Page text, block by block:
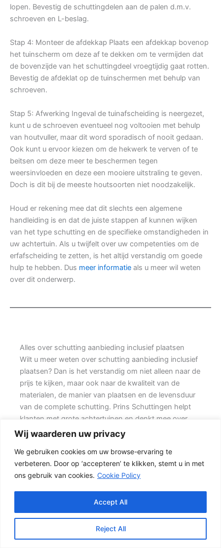
Wij waarderen uw privacy
We gebruiken cookies om uw browse-ervaring te
verbeteren. Door op ‘accepteren’ te klikken, stemt u in met
ons gebruik van cookies. Cookie Policy
Reject All
Accept All
lopen. Bevestig de schuttingdelen aan de palen d.m.v.
schroeven en L-beslag.
Stap 4: Monteer de afdekkap Plaats een afdekkap bovenop
het tuinscherm om deze af te dekken om te vermijden dat
de bovenzijde van het schuttingdeel vroegtijdig gaat rotten.
Bevestig de afdeklat op de tuinschermen met behulp van
schroeven.
Stap 5: Afwerking Ingeval de tuinafscheiding is neergezet,
kunt u de schroeven eventueel nog voltooien met behulp
van houtvuller, maar dit word sporadisch of nooit gedaan.
Ook kunt u ervoor kiezen om de hekwerk te verven of te
beitsen om deze meer te beschermen tegen
weersinvloeden en deze een mooiere uitstraling te geven.
Doch is dit bij de meeste houtsoorten niet noodzakelijk.
Houd er rekening mee dat dit slechts een algemene
handleiding is en dat de juiste stappen af kunnen wijken
van het type schutting en de specifieke omstandigheden in
uw achtertuin. Als u twijfelt over uw competenties om de
erfafscheiding te zetten, is het altijd verstandig om goede
hulp te hebben. Dus meer informatie als u meer wil weten
over dit onderwerp.
Alles over schutting aanbieding inclusief plaatsen
Wilt u meer weten over schutting aanbieding inclusief
plaatsen? Dan is het verstandig om niet alleen naar de
prijs te kijken, maar ook naar de kwaliteit van de
materialen, de manier van plaatsen en de levensduur
van de complete schutting. Prins Schuttingen helpt
klanten met grote achtertuinen en denkt mee over
een onderhoudsvriendelijke oplossing.
Een nette tuinafscheiding vraagt om meer dan alleen
een paar schermen en palen. Wilt u zo min mogelijk
onderhoud, dan is een betonschutting of hout-beton
combinatie vaak een slimme keuze. Daarbij spelen
ook zaken mee zoals windbelasting,
hoogteverschillen, grondsoort, erfgrens en de
bereikbaarheid van de tuin.